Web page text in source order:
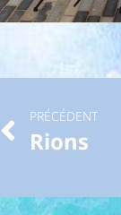
PRÉCÉDENT
Rions